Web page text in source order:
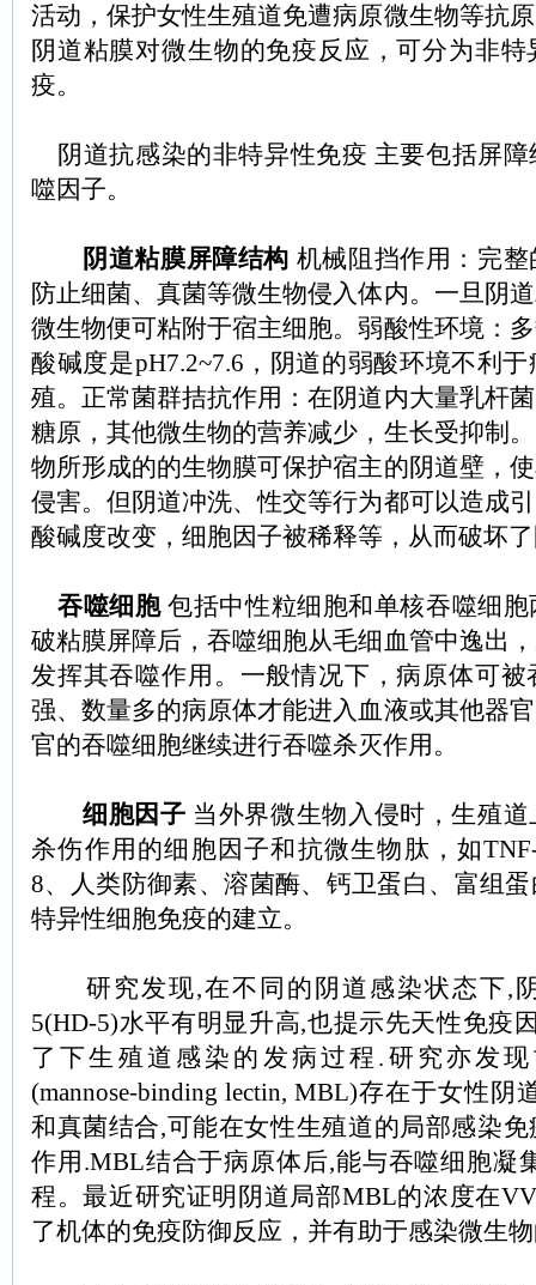
活动，保护女性生殖道免遭病原微生物等抗
阴道粘膜对微生物的免疫反应，可分为非
疫。
阴道抗感染的非特异性免疫 主要包括屏障
噬因子。
阴道粘膜屏障结构 机械阻挡作用：完
防止细菌、真菌等微生物侵入体内。一旦阴
微生物便可粘附于宿主细胞。弱酸性环境：
酸碱度是pH7.2~7.6，阴道的弱酸环境不利
殖。正常菌群拮抗作用：在阴道内大量乳杆
糖原，其他微生物的营养减少，生长受抑制
物所形成的的生物膜可保护宿主的阴道壁，
侵害。但阴道冲洗、性交等行为都可以造成
酸碱度改变，细胞因子被稀释等，从而破坏
吞噬细胞包括中性粒细胞和单核吞噬细
破粘膜屏障后，吞噬细胞从毛细血管中逸出
发挥其吞噬作用。一般情况下，病原体可
强、数量多的病原体才能进入血液或其他器
官的吞噬细胞继续进行吞噬杀灭作用。
细胞因子 当外界微生物入侵时，生殖
杀伤作用的细胞因子和抗微生物肽，如
8、人类防御素、溶菌酶、钙卫蛋白、富组
特异性细胞免疫的建立。
研究发现,在不同的阴道感染状态下,
5(HD-5)水平有明显升高,也提示先天性免疫
了下生殖道感染的发病过程.研究亦发
(mannose-binding lectin, MBL)存在于女性
和真菌结合,可能在女性生殖道的局部感染
作用.MBL结合于病原体后,能与吞噬细胞凝
程。最近研究证明阴道局部MBL的浓度在
了机体的免疫防御反应，并有助于感染微生